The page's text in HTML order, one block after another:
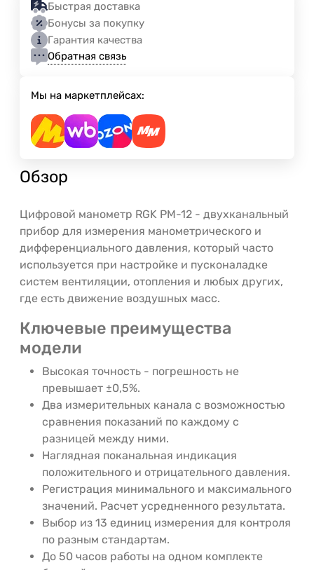
Быстрая доставка
Бонусы за покупку
Гарантия качества
Обратная связь
Мы на маркетплейсах:
Обзор
Цифровой манометр RGK PM-12 - двухканальный
прибор для измерения манометрического и
дифференциального давления, который часто
используется при настройке и пусконаладке
систем вентиляции, отопления и любых других,
где есть движение воздушных масс.
Ключевые преимущества
модели
Высокая точность - погрешность не
превышает ±0,5%.
Два измерительных канала с возможностью
сравнения показаний по каждому с
разницей между ними.
Наглядная поканальная индикация
положительного и отрицательного давления.
Регистрация минимального и максимального
значений. Расчет усредненного результата.
Выбор из 13 единиц измерения для контроля
по разным стандартам.
До 50 часов работы на одном комплекте